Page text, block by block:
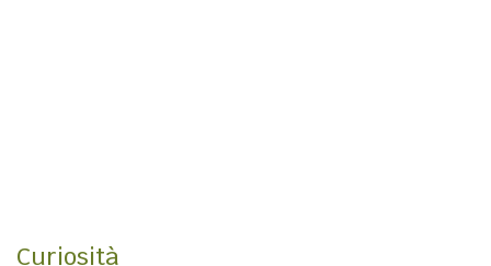
Curiosità